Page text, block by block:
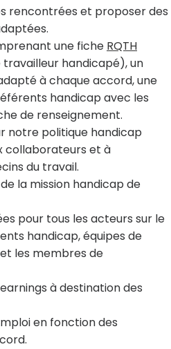
rencontrées et proposer des
une fiche RQTH
handicapé), un
à chaque accord, une
handicap avec les
de renseignement.
notre politique handicap
collaborateurs et à
du travail.
la mission handicap de
pour tous les acteurs sur le
handicap, équipes de
les membres de
à destination des
en fonction des